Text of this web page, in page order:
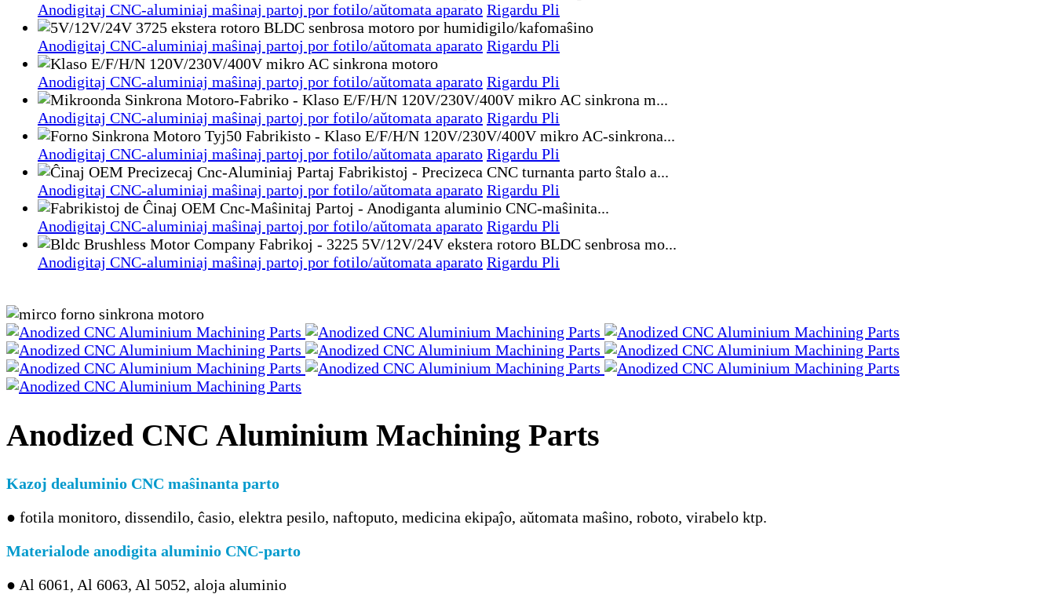
Anodigitaj CNC-aluminiaj maŝinaj partoj por fotilo/aŭtomata aparato Rigardu Pli
Anodigitaj CNC-aluminiaj maŝinaj partoj por fotilo/aŭtomata aparato Rigardu Pli
Anodigitaj CNC-aluminiaj maŝinaj partoj por fotilo/aŭtomata aparato Rigardu Pli
Anodigitaj CNC-aluminiaj maŝinaj partoj por fotilo/aŭtomata aparato Rigardu Pli
Anodigitaj CNC-aluminiaj maŝinaj partoj por fotilo/aŭtomata aparato Rigardu Pli
Anodigitaj CNC-aluminiaj maŝinaj partoj por fotilo/aŭtomata aparato Rigardu Pli
Anodigitaj CNC-aluminiaj maŝinaj partoj por fotilo/aŭtomata aparato Rigardu Pli
Anodigitaj CNC-aluminiaj maŝinaj partoj por fotilo/aŭtomata aparato Rigardu Pli
Anodized CNC Aluminium Machining Parts
Kazoj dealuminio CNC maŝinanta parto
● fotila monitoro, dissendilo, ĉasio, elektra pesilo, naftoputo, medicina ekipaĵo, aŭtomata maŝino, roboto, virabelo ktp.
Materialode anodigita aluminio CNC-parto
● Al 6061, Al 6063, Al 5052, aloja aluminio